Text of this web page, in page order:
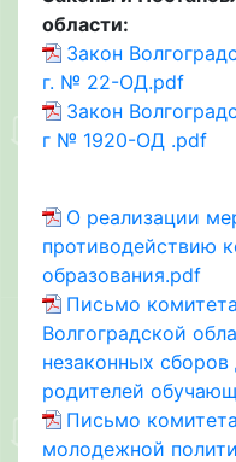
области:
Закон
г. № 22-ОД.pdf
Закон
г № 1920-ОД .pdf
О реализации
противодействию
образования.pdf
Письмо
Волгоградской
незаконных
родителей
Письмо
молодежной